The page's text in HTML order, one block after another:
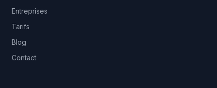
Entreprises
Tarifs
Blog
Contact